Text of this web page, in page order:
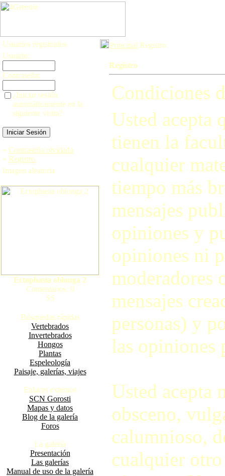
Usuarios registrados
Usuario:
Contraseña:
¿Iniciar sesión
automáticamente en la
siguiente visita?
» Contraseña olvidada
» Registro
Imagen aleatoria
Ectophasia oblonga 2
Comentarios: 0
SS
Búsquedas rápidas
Vertebrados
Invertebrados
Hongos
Plantas
Espeleología
Paisaje, galerías, viajes
Enlaces externos
SCN Gorosti
Mapas y datos
Blog de la galería
Foros
La galería
Presentación
Las galerías
Manual de uso de la galería
Principal Registro
Registro
Condiciones
Usted acepta
tienen la
cualquier
tiempo más
mensajes
opiniones y
opiniones ni
moderadores
mensajes
personas) y
las opiniones
Usted acepta
obsceno,
calumnioso,
cualquier